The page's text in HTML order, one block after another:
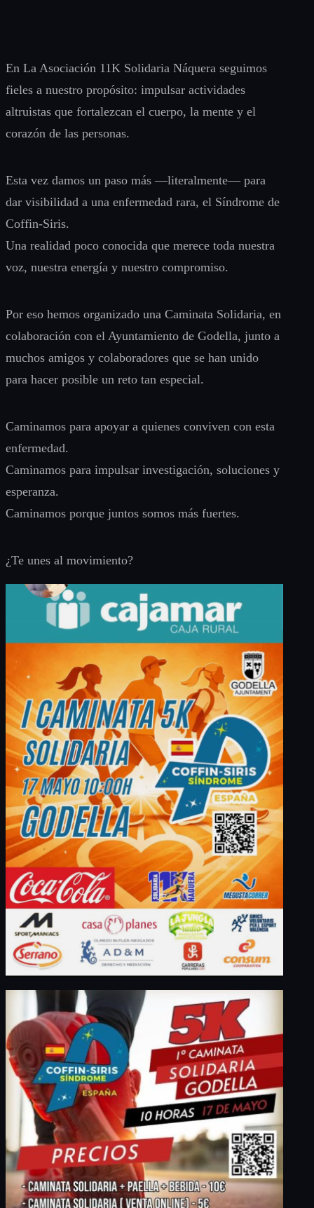
En La Asociación 11K Solidaria Náquera seguimos
fieles a nuestro propósito: impulsar actividades
altruistas que fortalezcan el cuerpo, la mente y el
corazón de las personas.
Esta vez damos un paso más —literalmente— para
dar visibilidad a una enfermedad rara, el Síndrome de
Coffin-Siris.
Una realidad poco conocida que merece toda nuestra
voz, nuestra energía y nuestro compromiso.
Por eso hemos organizado una Caminata Solidaria, en
colaboración con el Ayuntamiento de Godella, junto a
muchos amigos y colaboradores que se han unido
para hacer posible un reto tan especial.
Caminamos para apoyar a quienes conviven con esta
enfermedad.
Caminamos para impulsar investigación, soluciones y
esperanza.
Caminamos porque juntos somos más fuertes.
¿Te unes al movimiento?